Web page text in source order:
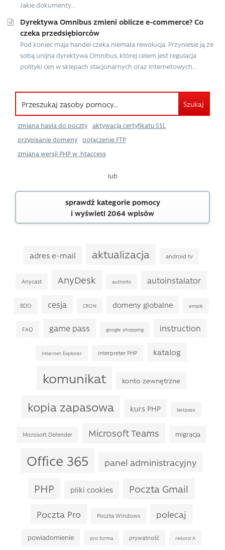
Jakie dokumenty...
Dyrektywa Omnibus zmieni oblicze e-commerce? Co
czeka przedsiębiorców
Pod koniec maja handel czeka niemała rewolucja. Przyniesie ją ze
sobą unijna dyrektywa Omnibus, której celem jest regulacja
polityki cen w sklepach stacjonarnych oraz internetowych...
Szukaj
zmiana hasła do poczty
aktywacja certyfikatu SSL
przypisanie domeny
połączenie FTP
zmiana wersji PHP w .htaccess
lub
sprawdź kategorie pomocy
i wyświetl 2064 wpisów
adres e-mail aktualizacja android tv
Anycast AnyDesk authinfo autoinstalator
BDO cesja CRON domeny globalne empik
FAQ game pass google shopping instruction
Internet Explorer interpreter PHP katalog
komunikat konto zewnętrzne
kopia zapasowa kurs PHP lastpass
Microsoft Defender Microsoft Teams migracja
Office 365 panel administracyjny
PHP pliki cookies Poczta Gmail
Poczta Pro Poczta Windows polecaj
powiadomienie pro forma prywatność rekord A